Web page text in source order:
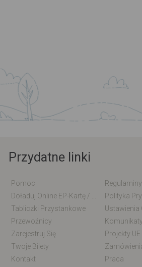
Przydatne linki
Pomoc
Regulaminy
Polityka
Tabliczki Przystankowe
Ustawienia
Przewoźnicy
Komunikaty
Zarejestruj Się
Projekty UE
Twoje Bilety
Kontakt
Praca